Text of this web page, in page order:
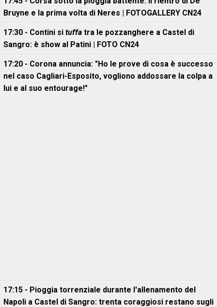
Bruyne e la prima volta di Neres | FOTOGALLERY CN24
17:30 - Contini si tuffa tra le pozzanghere a Castel di
Sangro: è show al Patini | FOTO CN24
17:20 - Corona annuncia: "Ho le prove di cosa è successo
nel caso Cagliari-Esposito, vogliono addossare la colpa a
lui e al suo entourage!"
17:15 - Pioggia torrenziale durante l'allenamento del
Napoli a Castel di Sangro: trenta coraggiosi restano sugli